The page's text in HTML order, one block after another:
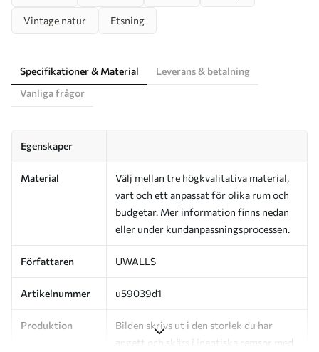
Vintage natur Etsning
Specifikationer & Material
Leverans & betalning
Vanliga frågor
Egenskaper
Material
Välj mellan tre högkvalitativa material,
vart och ett anpassat för olika rum och
budgetar. Mer information finns nedan
eller under kundanpassningsprocessen.
Författaren UWALLS
Artikelnummer u59039d1
Produktion
Bilden skrivs ut i den storlek du har
angett och skärs i identiska remsor med